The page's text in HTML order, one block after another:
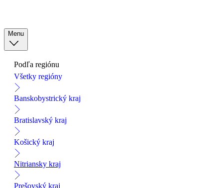
Menu
Podľa regiónu
Všetky regióny
Banskobystrický kraj
Bratislavský kraj
Košický kraj
Nitriansky kraj
Prešovský kraj